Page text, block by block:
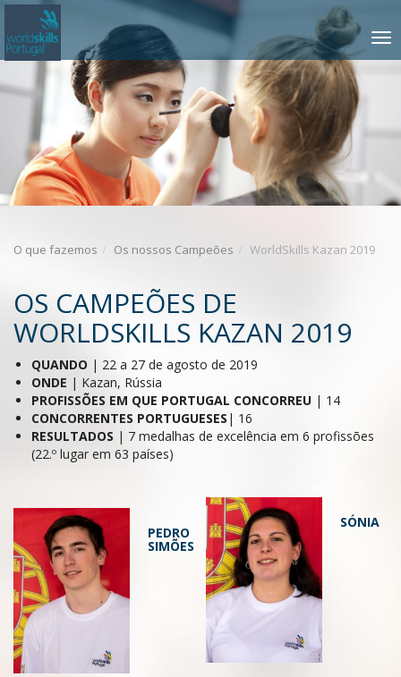
Saltar
o
conteúdo
TOGGLE
O que fazemos Os nossos Campeões WorldSkills Kazan 2019
OS CAMPEÕES DE
WORLDSKILLS KAZAN 2019
QUANDO | 22 a 27 de agosto de 2019
ONDE | Kazan, Rússia
PROFISSÕES EM QUE PORTUGAL CONCORREU | 14
CONCORRENTES PORTUGUESES | 16
RESULTADOS | 7 medalhas de excelência em 6 profissões
(22.º lugar em 63 países)
PEDRO
SIMÕES
SÓNIA